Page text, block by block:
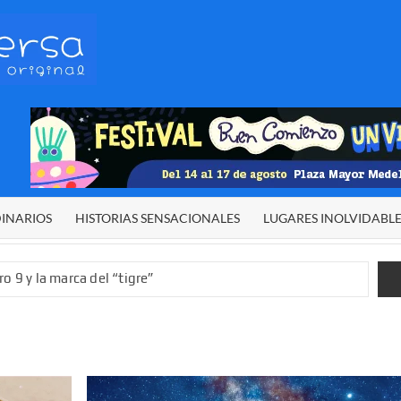
original
HISTORIAS SENSACIONALES LUGARES
9 y la marca del “tigre”
El Niño”